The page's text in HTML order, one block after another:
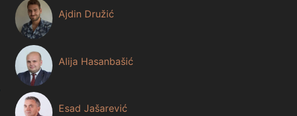
Ajdin Družić
Alija Hasanbašić
Esad Jašarević